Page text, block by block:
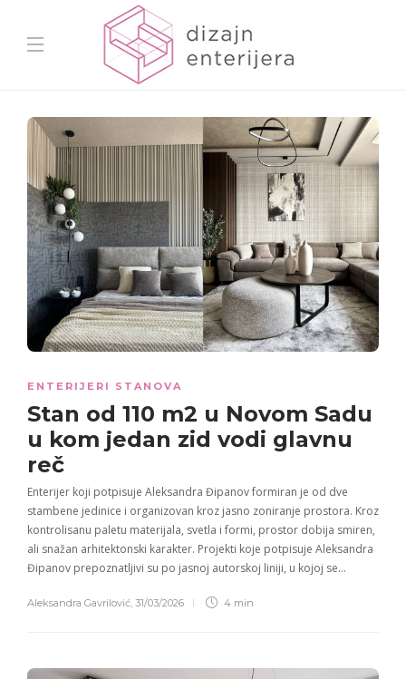
ENTERIJERI STANOVA
Stan od 110 m2 u Novom Sadu
u kom jedan zid vodi glavnu
reč
Enterijer koji potpisuje Aleksandra Đipanov formiran je od dve
stambene jedinice i organizovan kroz jasno zoniranje prostora. Kroz
kontrolisanu paletu materijala, svetla i formi, prostor dobija smiren,
ali snažan arhitektonski karakter. Projekti koje potpisuje Aleksandra
Đipanov prepoznatljivi su po jasnoj autorskoj liniji, u kojoj se…
Aleksandra Gavrilović 31/03/2026 4 min